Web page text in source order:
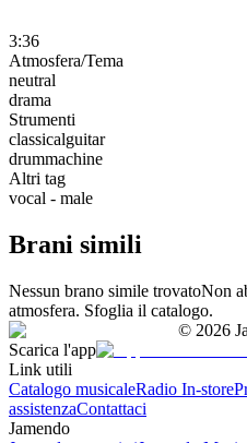
3:36
Atmosfera/Tema
neutral
drama
Strumenti
classicalguitar
drummachine
Altri tag
vocal - male
Brani simili
Nessun brano simile trovatoNon
atmosfera. Sfoglia il catalogo.
© 2026
Scarica l'app
Link utili
Catalogo musicaleRadio In-store
assistenzaContattaci
Jamendo